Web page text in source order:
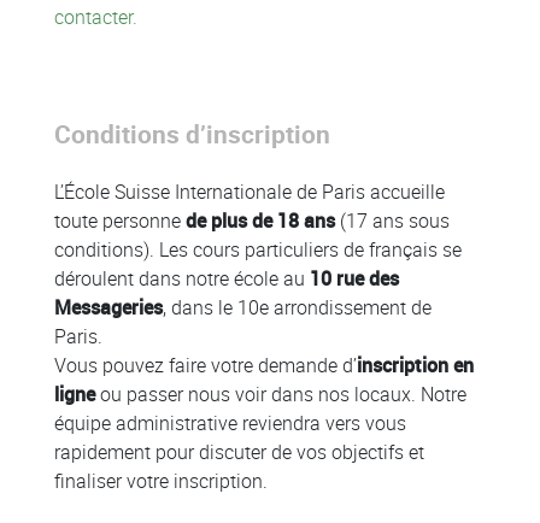
contacter.
Conditions d’inscription
L’École Suisse Internationale de Paris accueille
toute personnede plus de 18 ans(17 ans sous
conditions). Les cours particuliers de français se
déroulent dans notre école au 10 rue des
Messageries, dans le 10e arrondissement de
Paris.
Vous pouvez faire votre demande d’inscription en
ligneou passer nous voir dans nos locaux. Notre
équipe administrative reviendra vers vous
rapidement pour discuter de vos objectifs et
finaliser votre inscription.